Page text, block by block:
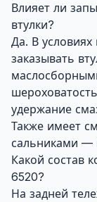
Влияет ли
втулки?
Да. В
заказывать
удержание
Также имеет
сальниками —
Какой состав
6520?
На задней